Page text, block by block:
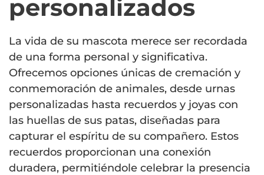
personalizados
La vida de su mascota merece ser recordada
de una forma personal y significativa.
Ofrecemos opciones únicas de cremación y
conmemoración de animales, desde urnas
personalizadas hasta recuerdos y joyas con
las huellas de sus patas, diseñadas para
capturar el espíritu de su compañero. Estos
recuerdos proporcionan una conexión
duradera, permitiéndole celebrar la presencia